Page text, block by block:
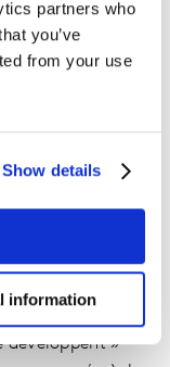
partners who
you’ve
from your use
Show details
information
à LA
doivent en
leurs produits et
un premier
développent »